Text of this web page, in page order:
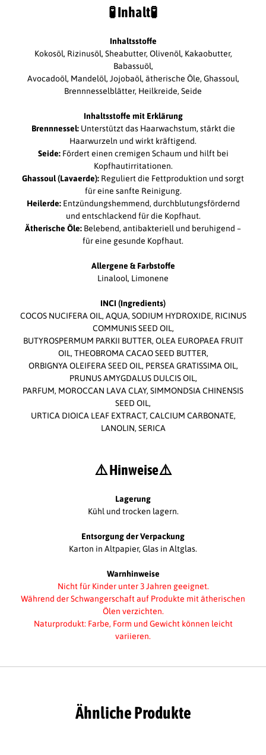
🧪Inhalt🧪
Inhaltsstoffe
Kokosöl, Rizinusöl, Sheabutter, Olivenöl, Kakaobutter,
Babassuöl,
Avocadoöl, Mandelöl, Jojobaöl, ätherische Öle, Ghassoul,
Brennnesselblätter, Heilkreide, Seide
Inhaltsstoffe mit Erklärung
Brennnessel:Unterstützt das Haarwachstum, stärkt die
Haarwurzeln und wirkt kräftigend.
Seide:Fördert einen cremigen Schaum und hilft bei
Kopfhautirritationen.
Ghassoul (Lavaerde): Reguliert die Fettproduktion und sorgt
für eine sanfte Reinigung.
Heilerde:Entzündungshemmend, durchblutungsfördernd
und entschlackend für die Kopfhaut.
Ätherische Öle: Belebend, antibakteriell und beruhigend –
für eine gesunde Kopfhaut.
Allergene & Farbstoffe
Linalool, Limonene
INCI (Ingredients)
COCOS NUCIFERA OIL, AQUA, SODIUM HYDROXIDE, RICINUS
COMMUNIS SEED OIL,
BUTYROSPERMUM PARKII BUTTER, OLEA EUROPAEA FRUIT
OIL, THEOBROMA CACAO SEED BUTTER,
ORBIGNYA OLEIFERA SEED OIL, PERSEA GRATISSIMA OIL,
PRUNUS AMYGDALUS DULCIS OIL,
PARFUM, MOROCCAN LAVA CLAY, SIMMONDSIA CHINENSIS
SEED OIL,
URTICA DIOICA LEAF EXTRACT, CALCIUM CARBONATE,
LANOLIN, SERICA
⚠️ Hinweise⚠️
Lagerung
Kühl und trocken lagern.
Entsorgung der Verpackung
Karton in Altpapier, Glas in Altglas.
Warnhinweise
Nicht für Kinder unter 3 Jahren geeignet.
Während der Schwangerschaft auf Produkte mit ätherischen
Ölen verzichten.
Naturprodukt: Farbe, Form und Gewicht können leicht
variieren.
Ähnliche Produkte